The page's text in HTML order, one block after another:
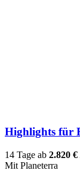
Highlights für
14 Tage ab 2.820 €
Mit Planeterra